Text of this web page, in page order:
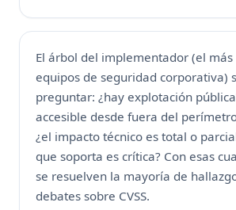
El árbol del implementador (el
equipos de seguridad corporativa)
preguntar: ¿hay explotación
accesible desde fuera del
¿el impacto técnico es total o
que soporta es crítica? Con esas
se resuelven la mayoría de
debates sobre CVSS.